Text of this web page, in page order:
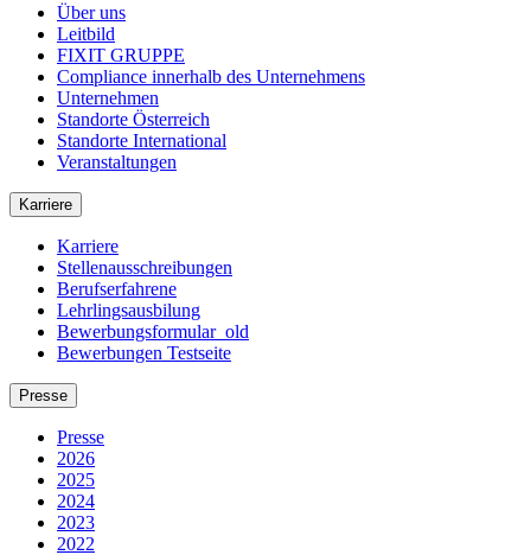
Über uns
Leitbild
FIXIT GRUPPE
Compliance innerhalb des Unternehmens
Unternehmen
Standorte Österreich
Standorte International
Veranstaltungen
Karriere
Karriere
Stellenausschreibungen
Berufserfahrene
Lehrlingsausbilung
Bewerbungsformular_old
Bewerbungen Testseite
Presse
Presse
2026
2025
2024
2023
2022